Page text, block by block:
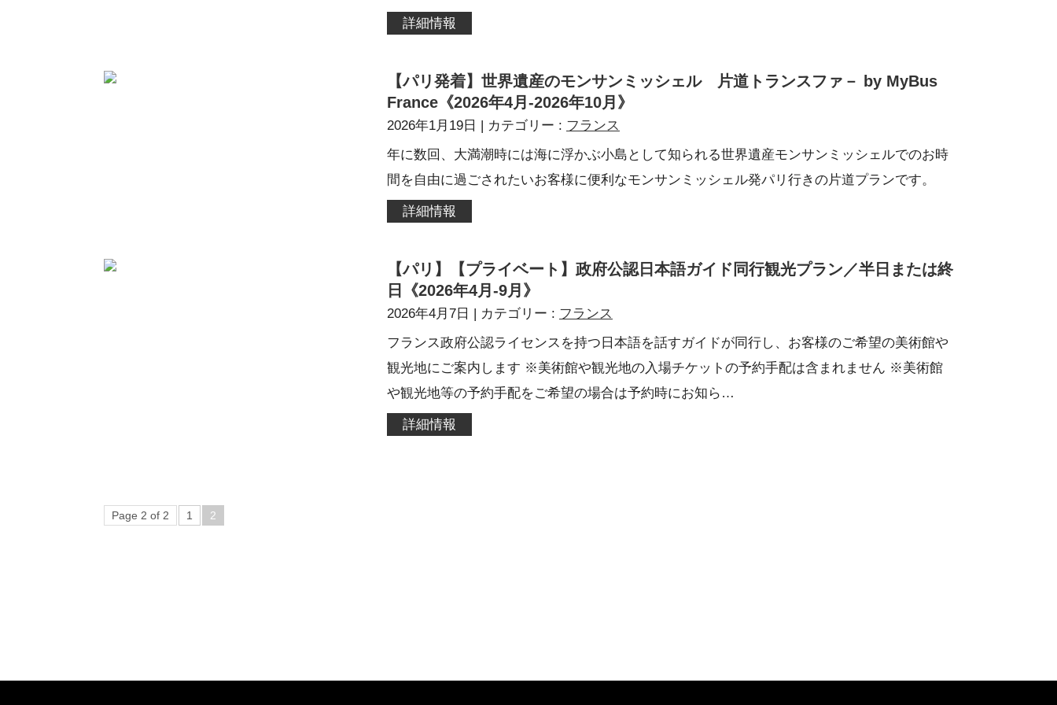
詳細情報
【パリ発着】世界遺産のモンサンミッシェル 片道トランスファ－ by MyBus
France《2026年4月-2026年10月》
2026年1月19日 | カテゴリー : フランス
年に数回、大満潮時には海に浮かぶ小島として知られる世界遺産モンサンミッシェルでのお時
間を自由に過ごされたいお客様に便利なモンサンミッシェル発パリ行きの片道プランです。
詳細情報
【パリ】【プライベート】政府公認日本語ガイド同行観光プラン／半日または終
日《2026年4月-9月》
2026年4月7日 | カテゴリー : フランス
フランス政府公認ライセンスを持つ日本語を話すガイドが同行し、お客様のご希望の美術館や
観光地にご案内します ※美術館や観光地の入場チケットの予約手配は含まれません ※美術館
や観光地等の予約手配をご希望の場合は予約時にお知ら…
詳細情報
Page 2 of 2 1 2